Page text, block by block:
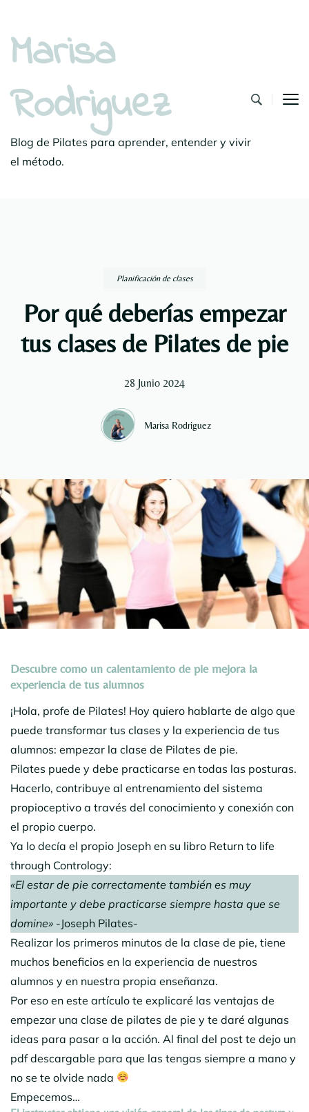
Marisa
Rodriguez
Blog de Pilates para aprender, entender y vivir
el método.
Planificación de clases
Por qué deberías empezar
tus clases de Pilates de pie
28 Junio 2024
Marisa Rodriguez
Descubre como un calentamiento de pie mejora la
experiencia de tus alumnos
¡Hola, profe de Pilates! Hoy quiero hablarte de algo que
puede transformar tus clases y la experiencia de tus
alumnos: empezar la clase de Pilates de pie.
Pilates puede y debe practicarse en todas las posturas.
Hacerlo, contribuye al entrenamiento del sistema
propioceptivo a través del conocimiento y conexión con
el propio cuerpo.
Ya lo decía el propio Joseph en su libro Return to life
through Contrology:
«El estar de pie correctamente también es muy
importante y debe practicarse siempre hasta que se
domine» -Joseph Pilates-
Realizar los primeros minutos de la clase de pie, tiene
muchos beneficios en la experiencia de nuestros
alumnos y en nuestra propia enseñanza.
Por eso en este artículo te explicaré las ventajas de
empezar una clase de pilates de pie y te daré algunas
ideas para pasar a la acción. Al final del post te dejo un
pdf descargable para que las tengas siempre a mano y
no se te olvide nada
Empecemos…